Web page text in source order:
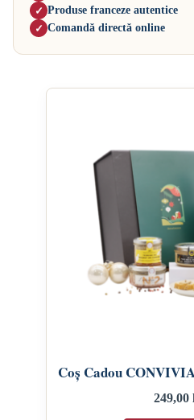
✓ Produse franceze autentice
✓ Comandă directă online
Coș Cadou
249,00